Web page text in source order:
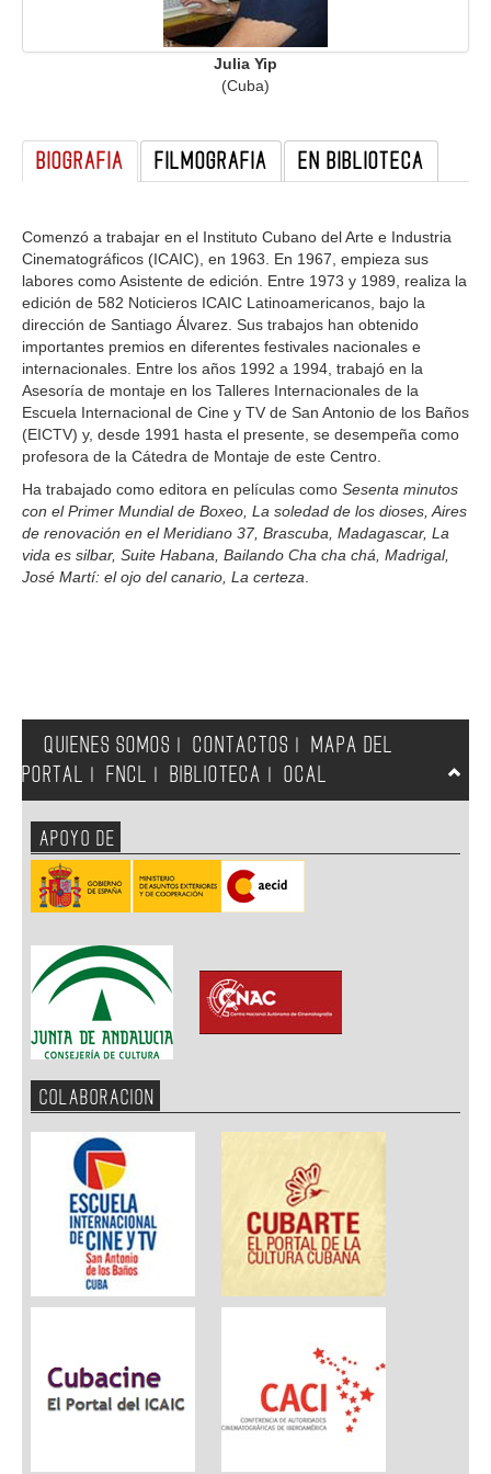
Julia Yip
(Cuba)
BIOGRAFIA FILMOGRAFIA EN BIBLIOTECA
Comenzó a trabajar en el Instituto Cubano del Arte e Industria
Cinematográficos (ICAIC), en 1963. En 1967, empieza sus
labores como Asistente de edición. Entre 1973 y 1989, realiza la
edición de 582 Noticieros ICAIC Latinoamericanos, bajo la
dirección de Santiago Álvarez. Sus trabajos han obtenido
importantes premios en diferentes festivales nacionales e
internacionales. Entre los años 1992 a 1994, trabajó en la
Asesoría de montaje en los Talleres Internacionales de la
Escuela Internacional de Cine y TV de San Antonio de los Baños
(EICTV) y, desde 1991 hasta el presente, se desempeña como
profesora de la Cátedra de Montaje de este Centro.
Ha trabajado como editora en películas como Sesenta minutos
con el Primer Mundial de Boxeo, La soledad de los dioses, Aires
de renovación en el Meridiano 37, Brascuba, Madagascar, La
vida es silbar, Suite Habana, Bailando Cha cha chá, Madrigal,
José Martí: el ojo del canario, La certeza
QUIENES SOMOS CONTACTOS
MAPA DEL
PORTAL
FNCL BIBLIOTECA OCAL
APOYO DE
COLABORACION